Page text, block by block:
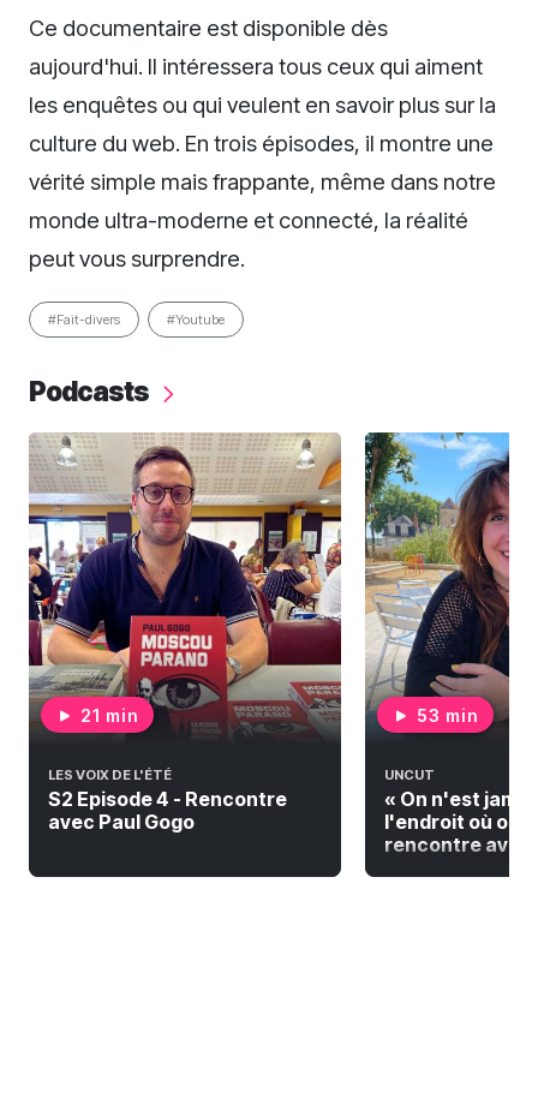
Ce documentaire est disponible dès
aujourd'hui. Il intéressera tous ceux qui aiment
les enquêtes ou qui veulent en savoir plus sur la
culture du web. En trois épisodes, il montre une
vérité simple mais frappante, même dans notre
monde ultra-moderne et connecté, la réalité
peut vous surprendre.
#Fait-divers #Youtube
Podcasts
21 min
LES VOIX DE L'ÉTÉ
S2 Episode 4 - Rencontre
avec Paul Gogo
53 min
UNCUT
« On n'est
l'endroit où on
rencontre avec